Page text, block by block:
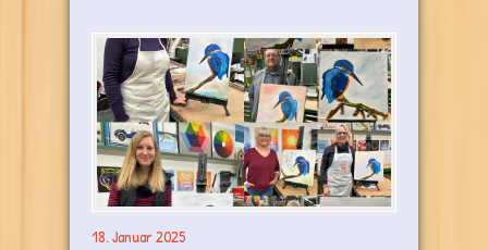
18. Januar 2025